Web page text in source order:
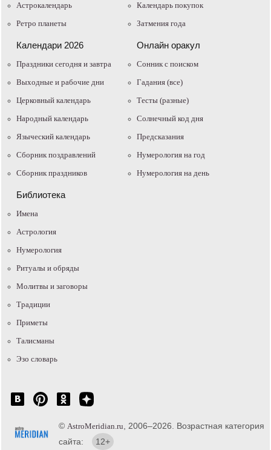
Астрокалендарь
Ретро планеты
Календарь покупок
Затмения года
Календари 2026
Праздники сегодня и завтра
Выходные и рабочие дни
Церковный календарь
Народный календарь
Языческий календарь
Сборник поздравлений
Сборник праздников
Онлайн оракул
Cонник с поиском
Гадания (все)
Тесты (разные)
Солнечный код дня
Предсказания
Нумерология на год
Нумерология на день
Библиотека
Имена
Астрология
Нумерология
Ритуалы и обряды
Молитвы и заговоры
Традиции
Приметы
Талисманы
Эзо словарь
© AstroMeridian.ru, 2006–2026. Возрастная категория
сайта:
12+